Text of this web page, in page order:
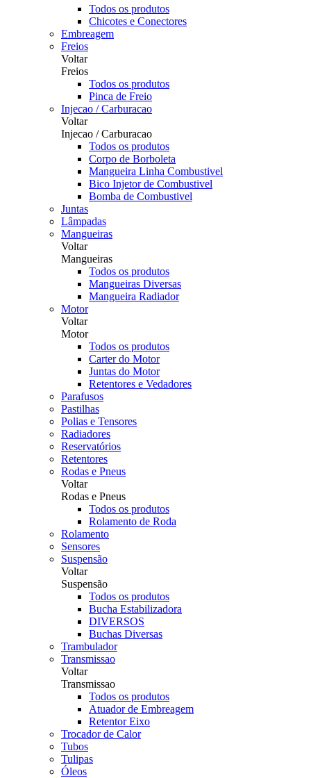
Todos os produtos
Chicotes e Conectores
Embreagem
Freios
Voltar
Freios
Todos os produtos
Pinca de Freio
Injecao / Carburacao
Voltar
Injecao / Carburacao
Todos os produtos
Corpo de Borboleta
Mangueira Linha Combustivel
Bico Injetor de Combustivel
Bomba de Combustivel
Juntas
Lâmpadas
Mangueiras
Voltar
Mangueiras
Todos os produtos
Mangueiras Diversas
Mangueira Radiador
Motor
Voltar
Motor
Todos os produtos
Carter do Motor
Juntas do Motor
Retentores e Vedadores
Parafusos
Pastilhas
Polias e Tensores
Radiadores
Reservatórios
Retentores
Rodas e Pneus
Voltar
Rodas e Pneus
Todos os produtos
Rolamento de Roda
Rolamento
Sensores
Suspensão
Voltar
Suspensão
Todos os produtos
Bucha Estabilizadora
DIVERSOS
Buchas Diversas
Trambulador
Transmissao
Voltar
Transmissao
Todos os produtos
Atuador de Embreagem
Retentor Eixo
Trocador de Calor
Tubos
Tulipas
Óleos